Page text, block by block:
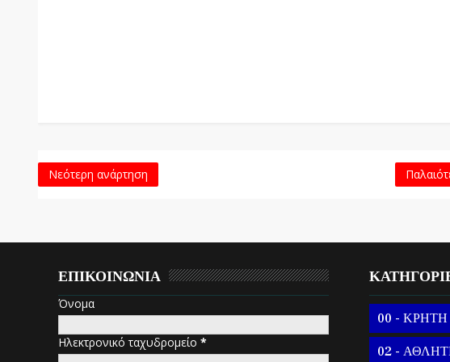
Νεότερη ανάρτηση
ΕΠΙΚΟΙΝΩΝΙΑ
Όνομα
Ηλεκτρονικό ταχυδρομείο *
00 - ΚΡΗΤΗ
02 -